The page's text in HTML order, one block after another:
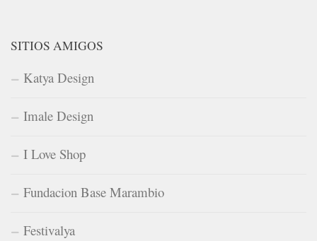
SITIOS AMIGOS
Katya Design
Imale Design
I Love Shop
Fundacion Base Marambio
Festivalya